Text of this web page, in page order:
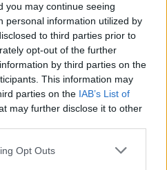
you may continue seeing
personal information utilized by
to third parties prior to
opt-out of the further
by third parties on the
This information may
parties on the IAB’s List of
may further disclose it to other
app uses one or more Google
Opt Outsdi sanzioni a Mosca e